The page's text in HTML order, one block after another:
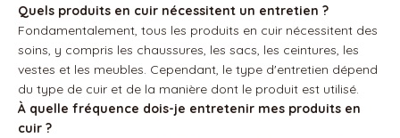
Quels produits en cuir nécessitent un entretien ?
Fondamentalement, tous les produits en cuir nécessitent des
soins, y compris les chaussures, les sacs, les ceintures, les
vestes et les meubles. Cependant, le type d'entretien dépend
du type de cuir et de la manière dont le produit est utilisé.
À quelle fréquence dois-je entretenir mes produits en
cuir ?